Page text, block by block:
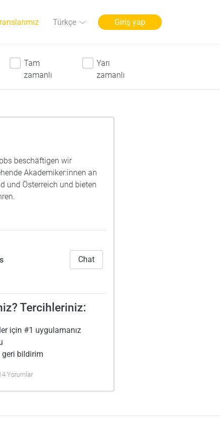
Dil
Türkçe Giriş yap
Tam
zamanlı
Yarı
zamanlı
beschäftigen wir
Akademiker:innen an
und Österreich und bieten
Chat
Tercihleriniz:
için #1 uygulamanız
bildirim
Yorumlar